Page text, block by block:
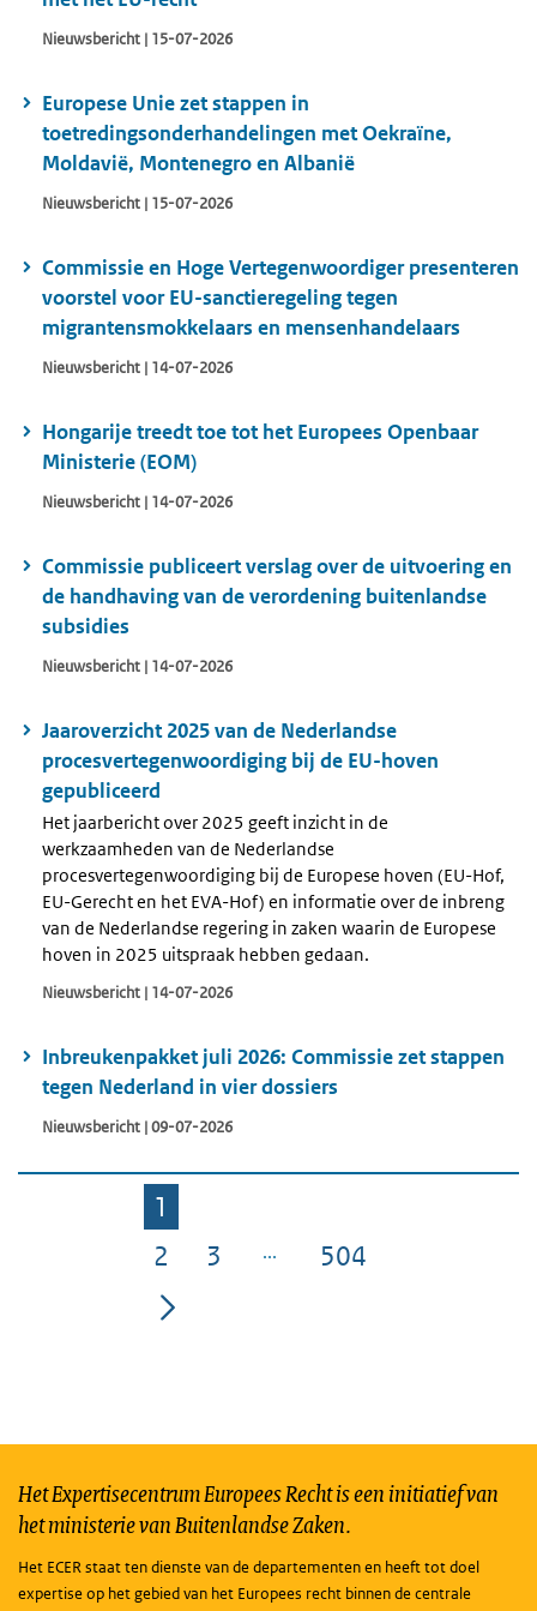
Nieuwsbericht | 15-07-2026
Europese Unie zet stappen in
toetredingsonderhandelingen met Oekraïne,
Moldavië, Montenegro en Albanië
Nieuwsbericht | 15-07-2026
Commissie en Hoge Vertegenwoordiger presenteren
voorstel voor EU-sanctieregeling tegen
migrantensmokkelaars en mensenhandelaars
Nieuwsbericht | 14-07-2026
Hongarije treedt toe tot het Europees Openbaar
Ministerie (EOM)
Nieuwsbericht | 14-07-2026
Commissie publiceert verslag over de uitvoering en
de handhaving van de verordening buitenlandse
subsidies
Nieuwsbericht | 14-07-2026
Jaaroverzicht 2025 van de Nederlandse
procesvertegenwoordiging bij de EU-hoven
gepubliceerd
Het jaarbericht over 2025 geeft inzicht in de
werkzaamheden van de Nederlandse
procesvertegenwoordiging bij de Europese hoven (EU-Hof,
EU-Gerecht en het EVA-Hof) en informatie over de inbreng
van de Nederlandse regering in zaken waarin de Europese
hoven in 2025 uitspraak hebben gedaan.
Nieuwsbericht | 14-07-2026
Inbreukenpakket juli 2026: Commissie zet stappen
tegen Nederland in vier dossiers
Nieuwsbericht | 09-07-2026
Pagina
1
Pagina
2 Pagina
3 Pagina
504
Het Expertisecentrum Europees Recht is een initiatief van
het ministerie van Buitenlandse Zaken.
Het ECER staat ten dienste van de departementen en heeft tot doel
expertise op het gebied van het Europees recht binnen de centrale